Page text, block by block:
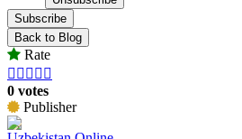
Subscribe
Back to Blog
Rate
    
0 votes
Publisher